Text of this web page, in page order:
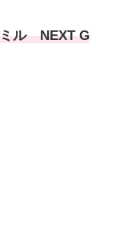
ル NEXT G